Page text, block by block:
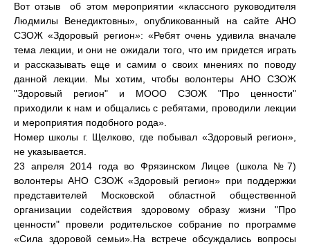
Вот отзыв об этом мероприятии «классного руководителя
Людмилы Венедиктовны», опубликованный на сайте АНО
СЗОЖ «Здоровый регион»: «Ребят очень удивила вначале
тема лекции, и они не ожидали того, что им придется играть
и рассказывать еще и самим о своих мнениях по поводу
данной лекции. Мы хотим, чтобы волонтеры АНО СЗОЖ
"Здоровый регион" и МООО СЗОЖ "Про ценности"
приходили к нам и общались с ребятами, проводили лекции
и мероприятия подобного рода».
Номер школы г. Щелково, где побывал «Здоровый регион»,
не указывается.
23 апреля 2014 года во Фрязинском Лицее (школа №7)
волонтеры АНО СЗОЖ «Здоровый регион» при поддержки
представителей Московской областной общественной
организации содействия здоровому образу жизни "Про
ценности" провели родительское собрание по программе
«Сила здоровой семьи» На встрече обсуждались вопросы